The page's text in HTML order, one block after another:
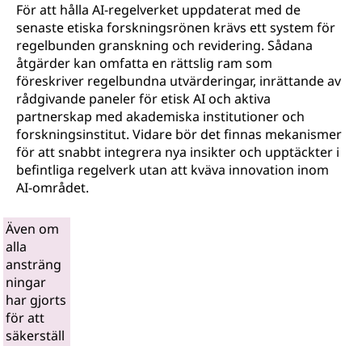
För att hålla AI-regelverket uppdaterat med de
senaste etiska forskningsrönen krävs ett system för
regelbunden granskning och revidering. Sådana
åtgärder kan omfatta en rättslig ram som
föreskriver regelbundna utvärderingar, inrättande av
rådgivande paneler för etisk AI och aktiva
partnerskap med akademiska institutioner och
forskningsinstitut. Vidare bör det finnas mekanismer
för att snabbt integrera nya insikter och upptäckter i
befintliga regelverk utan att kväva innovation inom
AI-området.
Även om
alla
ansträng
ningar
har gjorts
för att
säkerställ